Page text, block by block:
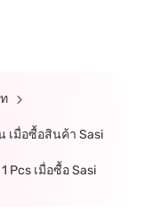
เมื่อซื้อสินค้า Sasi
Pcs เมื่อซื้อ Sasi